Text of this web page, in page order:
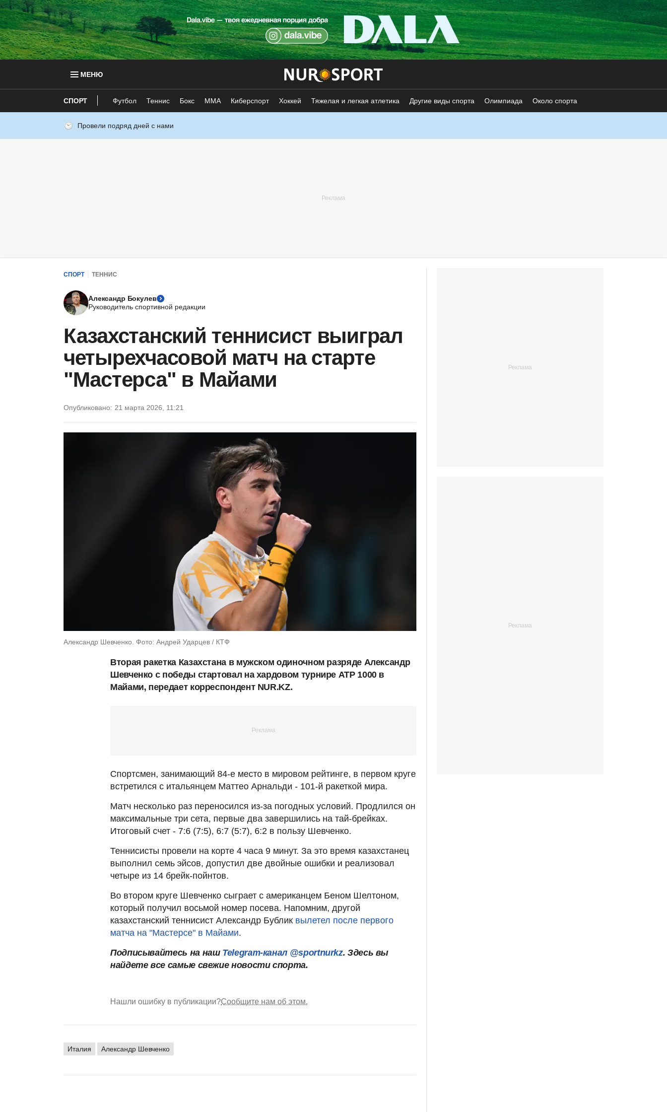
МЕНЮ
СПОРТ Футбол Теннис Бокс ММА Киберспорт Хоккей Тяжелая и легкая атлетика Другие виды спорта Олимпиада Около спорта
Провели подряд дней с нами
СПОРТ ТЕННИС
Александр Бокулев
Руководитель спортивной редакции
Казахстанский теннисист выиграл
четырехчасовой матч на старте
"Мастерса" в Майами
Опубликовано: 21 марта 2026, 11:21
Александр Шевченко. Фото: Андрей Ударцев / КТФ
Вторая ракетка Казахстана в мужском одиночном разряде Александр
Шевченко с победы стартовал на хардовом турнире ATP 1000 в
Майами, передает корреспондент NUR.KZ.
Спортсмен, занимающий 84-е место в мировом рейтинге, в первом круге
встретился с итальянцем Маттео Арнальди - 101-й ракеткой мира.
Матч несколько раз переносился из-за погодных условий. Продлился он
максимальные три сета, первые два завершились на тай-брейках.
Итоговый счет - 7:6 (7:5), 6:7 (5:7), 6:2 в пользу Шевченко.
Теннисисты провели на корте 4 часа 9 минут. За это время казахстанец
выполнил семь эйсов, допустил две двойные ошибки и реализовал
четыре из 14 брейк-пойнтов.
Во втором круге Шевченко сыграет с американцем Беном Шелтоном,
который получил восьмой номер посева. Напомним, другой
казахстанский теннисист Александр Бублик вылетел после первого
матча на "Мастерсе" в Майами.
Подписывайтесь на наш Telegram-канал @sportnurkz. Здесь вы
найдете все самые свежие новости спорта.
Нашли ошибку в публикации?Сообщите нам об этом.
Италия Александр Шевченко